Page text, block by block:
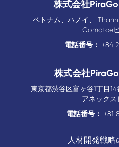
株式会社
ベトナム、ハノイ、 Thanh
Comatce
電話番号：
+84
株式会社
東京都渋谷区富ヶ谷1丁目14
アネックス
電話番号：
+81
人材開発戦略